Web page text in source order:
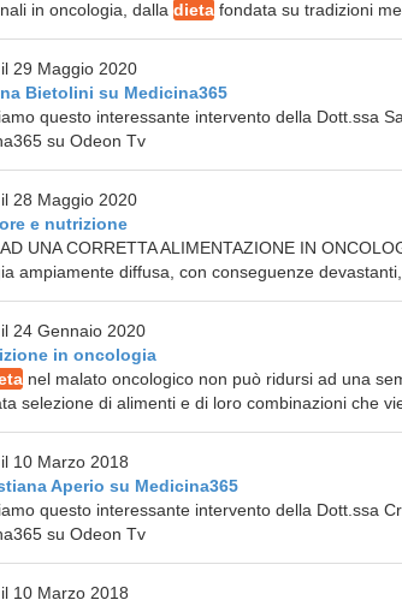
in oncologia, dalla dieta fondata su tradizioni
29 Maggio 2020
Bietolini su Medicina365
questo interessante intervento della Dott.ssa
su Odeon Tv
28 Maggio 2020
e nutrizione
UNA CORRETTA ALIMENTAZIONE IN
ampiamente diffusa, con conseguenze
24 Gennaio 2020
in oncologia
nel malato oncologico non può ridursi ad una
selezione di alimenti e di loro combinazioni che
10 Marzo 2018
Aperio su Medicina365
questo interessante intervento della Dott.ssa
su Odeon Tv
10 Marzo 2018